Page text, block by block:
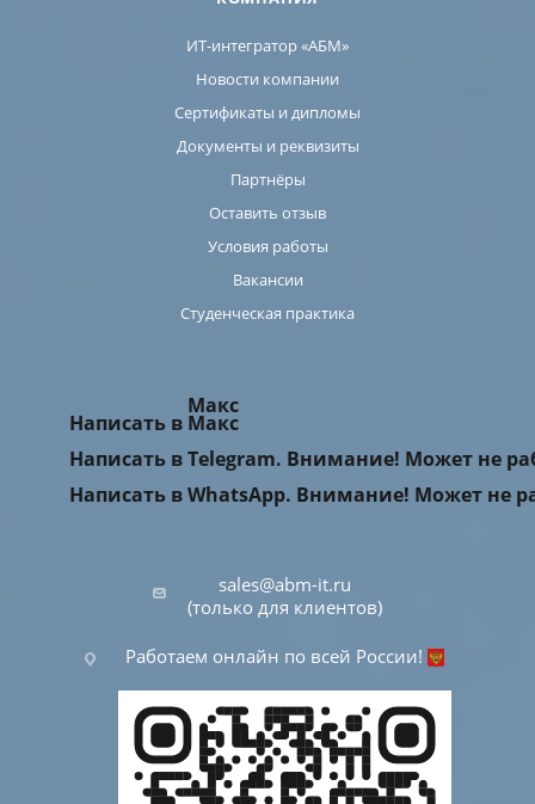
ИТ-интегратор «АБМ»
Новости компании
Сертификаты и дипломы
Документы и реквизиты
Партнёры
Оставить отзыв
Условия работы
Вакансии
Студенческая практика
Макс
Написать в Макс
Написать в Telegram. Внимание! Может не
Написать в WhatsApp. Внимание! Может не
sales@abm-it.ru
(только для клиентов)
Работаем онлайн по всей России!